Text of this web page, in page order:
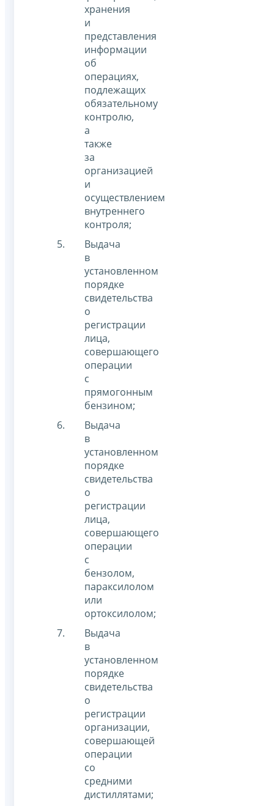
хранения
и
представления
информации
об
операциях,
подлежащих
обязательному
контролю,
а
также
за
организацией
и
осуществлением
внутреннего
контроля;
Выдача
в
установленном
порядке
свидетельства
о
регистрации
лица,
совершающего
операции
с
прямогонным
бензином;
Выдача
в
установленном
порядке
свидетельства
о
регистрации
лица,
совершающего
операции
с
бензолом,
параксилолом
или
ортоксилолом;
Выдача
в
установленном
порядке
свидетельства
о
регистрации
организации,
совершающей
операции
со
средними
дистиллятами;